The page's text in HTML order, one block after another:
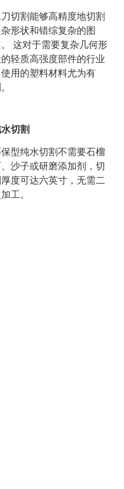
切割能够高精度地切割
形状和错综复杂的图
这对于需要复杂几何形
轻质高强度部件的行业
用的塑料材料尤为有
切割
型纯水切割不需要石榴
沙子或研磨添加剂，切
度可达六英寸，无需二
工。